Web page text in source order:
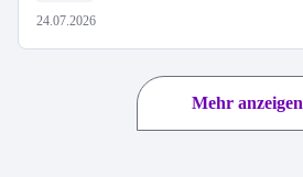
24.07.2026
Mehr anzeigen